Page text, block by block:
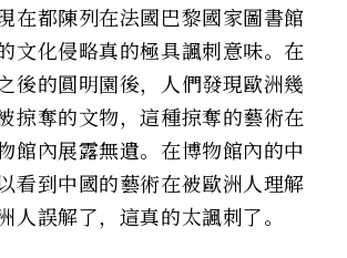
在都陳列在法國巴黎國家圖書館
文化侵略真的極具諷刺意味。在
後的圓明園後，人們發現歐洲幾
掠奪的文物，這種掠奪的藝術在
館內展露無遺。在博物館內的中
看到中國的藝術在被歐洲人理解
人誤解了，這真的太諷刺了。